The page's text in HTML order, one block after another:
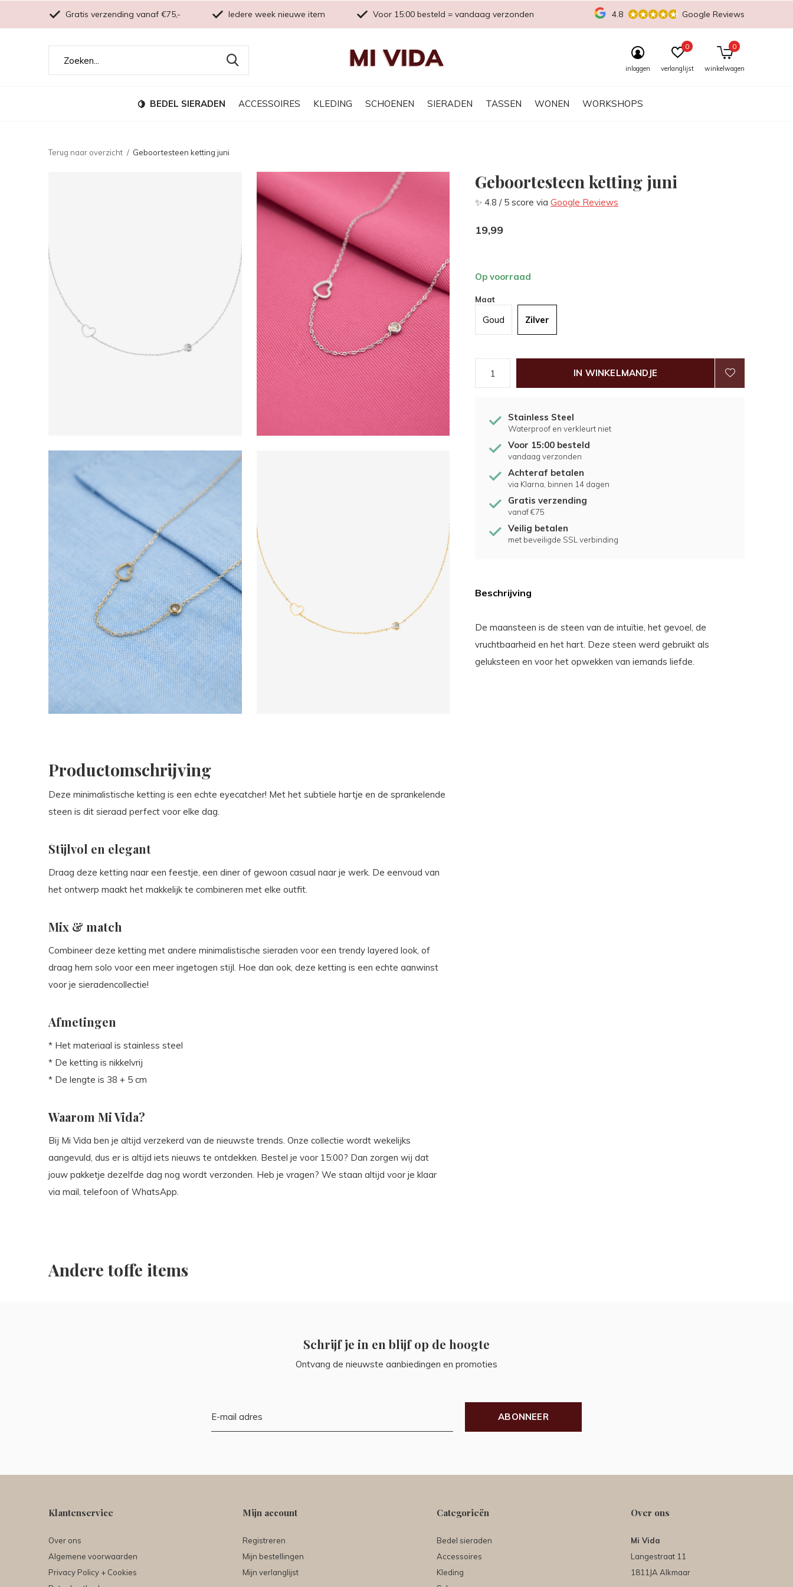
BEDEL SIERADEN ACCESSOIRES KLEDING SCHOENEN SIERADEN TASSEN WONEN WORKSHOPS
inloggen verlanglijst
0
winkelwagen
0
Gratis verzending vanaf €75,- Iedere week nieuwe item Voor 15:00 besteld = vandaag verzonden 4.8 Google Reviews
Terug naar overzicht Geboortesteen ketting juni
Geboortesteen ketting juni
✨ 4.8 / 5 score via Google Reviews
19,99
Op voorraad
Maat
Goud Zilver
IN WINKELMANDJE
Stainless Steel
Waterproof en verkleurt niet
Voor 15:00 besteld
vandaag verzonden
Achteraf betalen
via Klarna, binnen 14 dagen
Gratis verzending
vanaf €75
Veilig betalen
met beveiligde SSL verbinding
Beschrijving
De maansteen is de steen van de intuïtie, het gevoel, de
vruchtbaarheid en het hart. Deze steen werd gebruikt als
geluksteen en voor het opwekken van iemands liefde.
Productomschrijving
Deze minimalistische ketting is een echte eyecatcher! Met het subtiele hartje en de sprankelende
steen is dit sieraad perfect voor elke dag.
Stijlvol en elegant
Draag deze ketting naar een feestje, een diner of gewoon casual naar je werk. De eenvoud van
het ontwerp maakt het makkelijk te combineren met elke outfit.
Mix & match
Combineer deze ketting met andere minimalistische sieraden voor een trendy layered look, of
draag hem solo voor een meer ingetogen stijl. Hoe dan ook, deze ketting is een echte aanwinst
voor je sieradencollectie!
Afmetingen
* Het materiaal is stainless steel
* De ketting is nikkelvrij
* De lengte is 38 + 5 cm
Waarom Mi Vida?
Bij Mi Vida ben je altijd verzekerd van de nieuwste trends. Onze collectie wordt wekelijks
aangevuld, dus er is altijd iets nieuws te ontdekken. Bestel je voor 15:00? Dan zorgen wij dat
jouw pakketje dezelfde dag nog wordt verzonden. Heb je vragen? We staan altijd voor je klaar
via mail, telefoon of WhatsApp.
Andere toffe items
Schrijf je in en blijf op de hoogte
Ontvang de nieuwste aanbiedingen en promoties
ABONNEER
Klantenservice
Over ons
Algemene voorwaarden
Privacy Policy + Cookies
Mijn account
Registreren
Mijn bestellingen
Mijn verlanglijst
Categorieën
Bedel sieraden
Accessoires
Kleding
Over ons
Mi Vida
Langestraat 11
1811JA Alkmaar